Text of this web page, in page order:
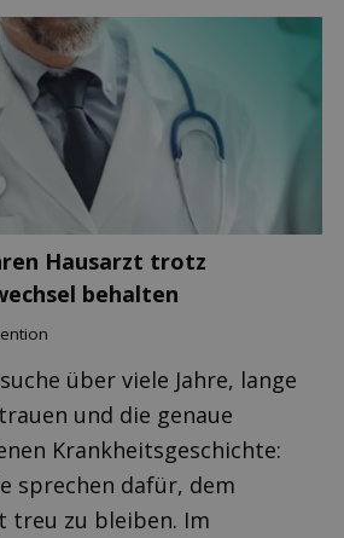
Hausarzt trotz
behalten
über viele Jahre, lange
und die genaue
Krankheitsgeschichte:
sprechen dafür, dem
treu zu bleiben. Im